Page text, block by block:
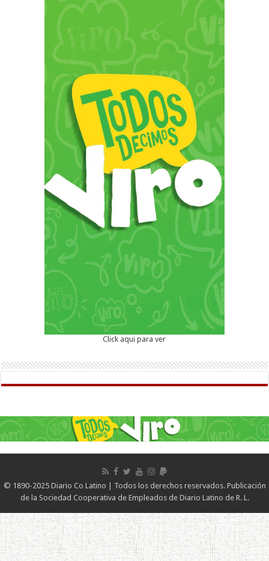
Click aqui para ver
© 1890-2025 Diario Co Latino | Todos los derechos reservados. Publicación
de la Sociedad Cooperativa de Empleados de Diario Latino de R. L.